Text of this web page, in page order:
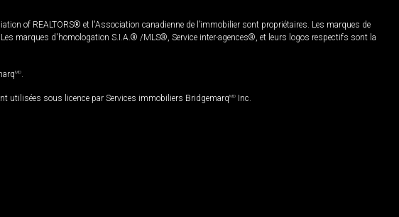
of REALTORS® et l'Association canadienne de l’immobilier sont propriétaires. Les marques de
marques d'homologation S.I.A.® /MLS®, Service inter-agences®, et leurs logos respectifs sont la
MD
utilisées sous licence par Services immobiliers BridgemarqMD Inc.